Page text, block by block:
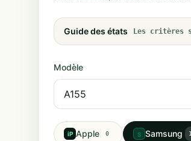
Guide des états Les critères
Modèle
iP Apple 0 S Samsung 1